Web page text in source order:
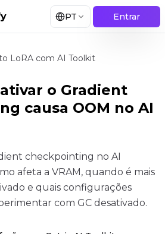
PT Entrar
LoRA com AI Toolkit
o Gradient
causa OOM no AI
checkpointing no AI
afeta a VRAM, quando é mais
e quais configurações
com GC desativado.